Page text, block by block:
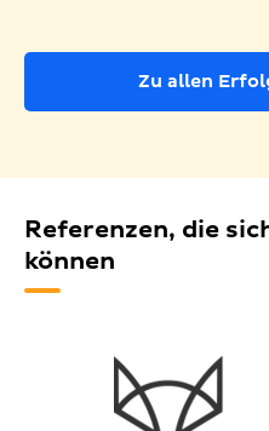
Zu allen
Referenzen, die
können